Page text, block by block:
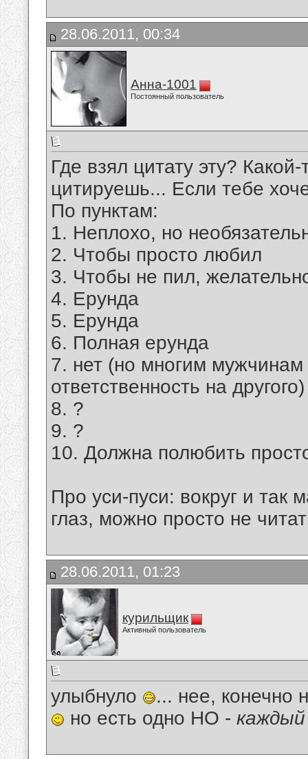
28.06.2011, 00:34
Анна-1001
Постоянный пользователь
Где взял цитату эту?
цитируешь... Если тебе
По пунктам:
1. Неплохо, но
2. Чтобы просто любил
3. Чтобы не пил,
4. Ерунда
5. Ерунда
6. Полная ерунда
7. нет (но многим
ответственность на другого)
8. ?
9. ?
10. Должна полюбить
Про уси-пуси: вокруг и так
глаз, можно просто не
28.06.2011, 01:23
курильщик
Активный пользователь
улыбнуло
... нее, конечно
но есть одно НО -